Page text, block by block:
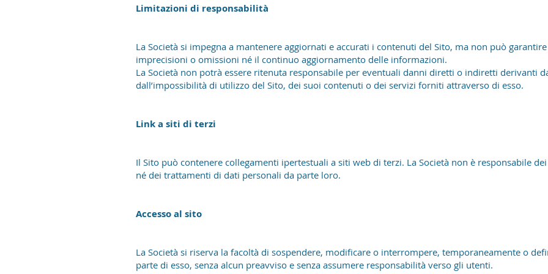
Limitazioni di responsabilità
La Società si impegna a mantenere aggiornati e accurati i contenuti del Sito, ma non può garantire
imprecisioni o omissioni né il continuo aggiornamento delle informazioni.
La Società non potrà essere ritenuta responsabile per eventuali danni diretti o indiretti derivanti
dall’impossibilità di utilizzo del Sito, dei suoi contenuti o dei servizi forniti attraverso di esso.
Link a siti di terzi
Il Sito può contenere collegamenti ipertestuali a siti web di terzi. La Società non è responsabile
né dei trattamenti di dati personali da parte loro.
Accesso al sito
La Società si riserva la facoltà di sospendere, modificare o interrompere, temporaneamente o
parte di esso, senza alcun preavviso e senza assumere responsabilità verso gli utenti.